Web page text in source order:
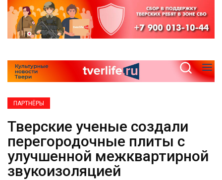
ПАРТНЁРЫ
Тверские ученые создали
перегородочные плиты с
улучшенной межквартирной
звукоизоляцией